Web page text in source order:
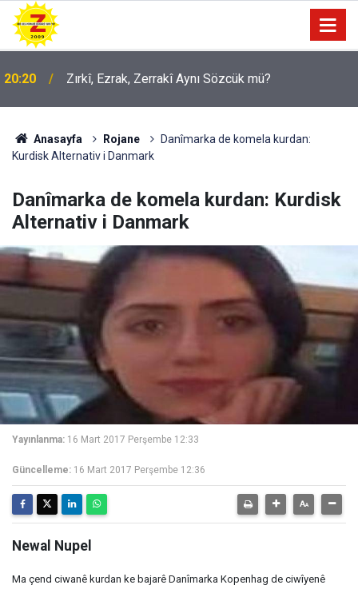
20:20
09:56 Ji Zilma Partîzanan Nimûneyeka Piçûk
Anasayfa Rojane
Danîmarka de komela kurdan:
Kurdisk Alternativ i Danmark
Danîmarka de komela kurdan: Kurdisk
Alternativ i Danmark
Yayınlanma: 16 Mart 2017 Perşembe 12:33
Güncelleme: 16 Mart 2017 Perşembe 12:36
Newal Nupel
Ma çend ciwanê kurdan ke bajarê Danîmarka Kopenhag de ciwîyenê